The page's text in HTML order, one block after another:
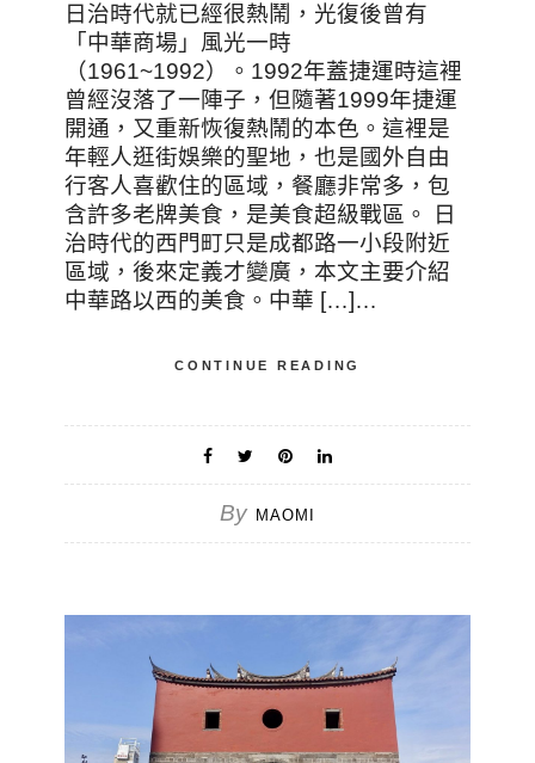
日治時代就已經很熱鬧，光復後曾有
「中華商場」風光一時
（1961~1992）。1992年蓋捷運時這裡
曾經沒落了一陣子，但隨著1999年捷運
開通，又重新恢復熱鬧的本色。這裡是
年輕人逛街娛樂的聖地，也是國外自由
行客人喜歡住的區域，餐廳非常多，包
含許多老牌美食，是美食超級戰區。 日
治時代的西門町只是成都路一小段附近
區域，後來定義才變廣，本文主要介紹
中華路以西的美食。中華 […]…
CONTINUE READING
By MAOMI